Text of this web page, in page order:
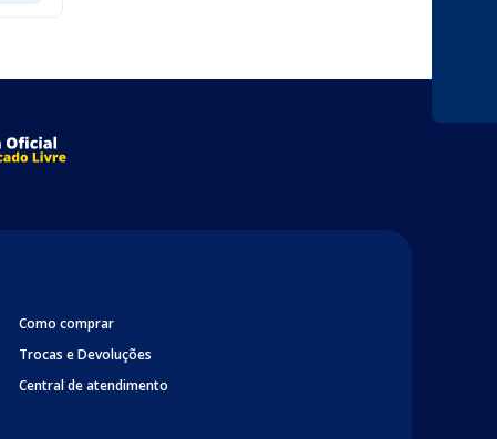
Como comprar
Trocas e Devoluções
Central de atendimento